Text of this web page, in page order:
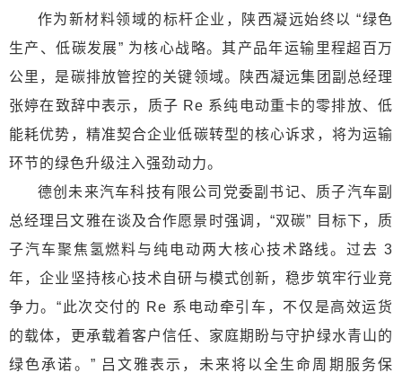
作为新材料领域的标杆企业，陕西凝远始终以 “绿色
生产、低碳发展” 为核心战略。其产品年运输里程超百万
公里，是碳排放管控的关键领域。陕西凝远集团副总经理
张婷在致辞中表示，质子 Re 系纯电动重卡的零排放、低
能耗优势，精准契合企业低碳转型的核心诉求，将为运输
环节的绿色升级注入强劲动力。
德创未来汽车科技有限公司党委副书记、质子汽车副
总经理吕文雅在谈及合作愿景时强调，“双碳” 目标下，质
子汽车聚焦氢燃料与纯电动两大核心技术路线。过去 3
年，企业坚持核心技术自研与模式创新，稳步筑牢行业竞
争力。“此次交付的 Re 系电动牵引车，不仅是高效运货
的载体，更承载着客户信任、家庭期盼与守护绿水青山的
绿色承诺。” 吕文雅表示，未来将以全生命周期服务保